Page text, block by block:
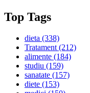
Top Tags
dieta (338)
Tratament(212)
alimente (184)
studiu (159)
sanatate (157)
diete (153)